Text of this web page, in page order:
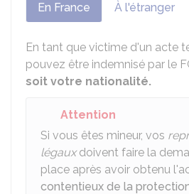
En France À l'étranger
En tant que victime d'un acte
pouvez être indemnisé par le
soit votre nationalité.
Attention
Si vous êtes mineur, vos
légauxdoivent faire la
place après avoir obtenu
contentieux de la